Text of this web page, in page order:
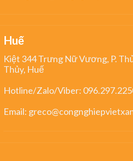
Huế
Kiệt 344 Trưng Nữ Vương, P.
Thủy, Huế
Hotline/Zalo/Viber:
Email: